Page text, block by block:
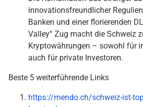
innovationsfreundlicher
Banken und einer florierenden
Valley“ Zug macht die Schweiz
Kryptowährungen – sowohl für
auch für private Investoren.
Beste 5 weiterführende Links
https://mendo.ch/schweiz-ist-